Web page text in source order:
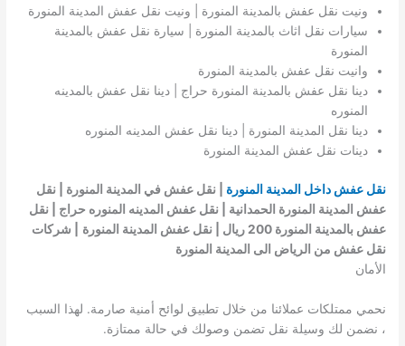
ونيت نقل عفش بالمدينة المنورة | ونيت نقل عفش المدينة المنورة
سيارات نقل اثاث بالمدينة المنورة | سيارة نقل عفش بالمدينة
المنورة
وانيت نقل عفش بالمدينة المنورة
دينا نقل عفش بالمدينة المنورة حراج | دينا نقل عفش بالمدينه
المنوره
دينا نقل المدينة المنورة | دينا نقل عفش المدينه المنوره
دينات نقل عفش المدينة المنورة
نقل عفش داخل المدينة المنورة | نقل عفش في المدينة المنورة | نقل
عفش المدينة المنورة الحمدانية |نقل عفش المدينه المنوره حراج | نقل
عفش بالمدينة المنورة 200 ريال | نقل عفش المدينة المنورة
| شركات
نقل عفش من الرياض الى المدينة المنورة
الأمان
نحمي ممتلكات عملائنا من خلال تطبيق لوائح أمنية صارمة. لهذا السبب
، نضمن لك وسيلة نقل تضمن وصولك في حالة ممتازة.